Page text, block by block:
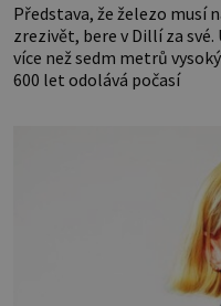
Představa, že železo musí
zrezivět, bere v Dillí za
více než sedm metrů
600 let odolává počasí